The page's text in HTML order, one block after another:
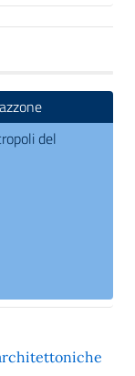
del